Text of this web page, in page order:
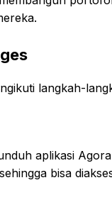
langkah-
aplikasi
bisa